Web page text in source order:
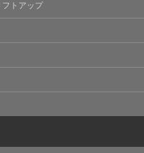
ット閲覧を行う際、又は
です。
似技術を使用して収集
、WEBサイトを通じて
のため、Cookieを使用す
ウザによりCookieを無
トアップ